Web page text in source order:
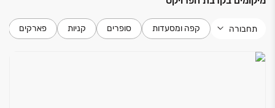
תחבורה קפה ומסעדות סופרים קניות פארקים